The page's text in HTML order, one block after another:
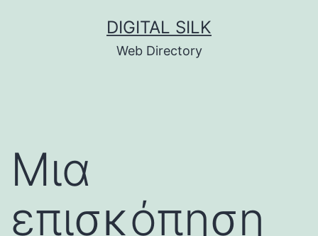
DIGITAL SILK
Web Directory
Μια
επισκόπηση